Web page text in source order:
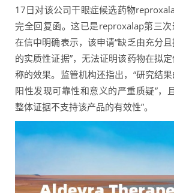
17日对该公司干眼症候选药物
完全回复函。这已是reproxalap第三
在信中明确表示，该申请“缺乏由充分
的实质性证据”，无法证明该药物在拟
称的效果。监管机构还指出，“研究结
阳性发现可靠性和意义的严重质疑”，
整体证据不支持该产品的有效性”。